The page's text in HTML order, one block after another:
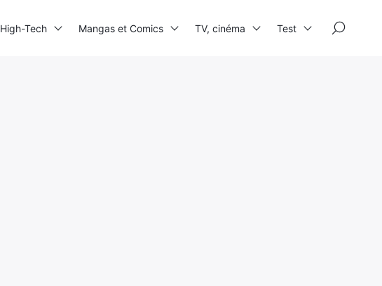
High-Tech Mangas et Comics TV, cinéma Test